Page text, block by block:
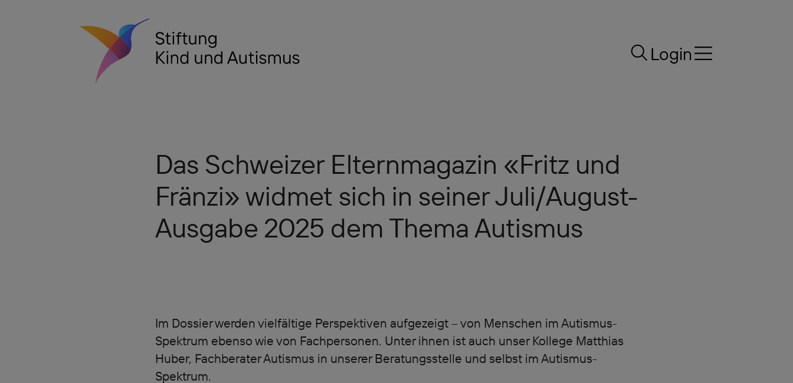
Login
Das Schweizer Elternmagazin «Fritz und
Fränzi» widmet sich in seiner Juli/August-
Ausgabe 2025 dem Thema Autismus
Im Dossier werden vielfältige Perspektiven aufgezeigt – von Menschen im Autismus-
Spektrum ebenso wie von Fachpersonen. Unter ihnen ist auch unser Kollege Matthias
Huber, Fachberater Autismus in unserer Beratungsstelle und selbst im Autismus-
Spektrum.